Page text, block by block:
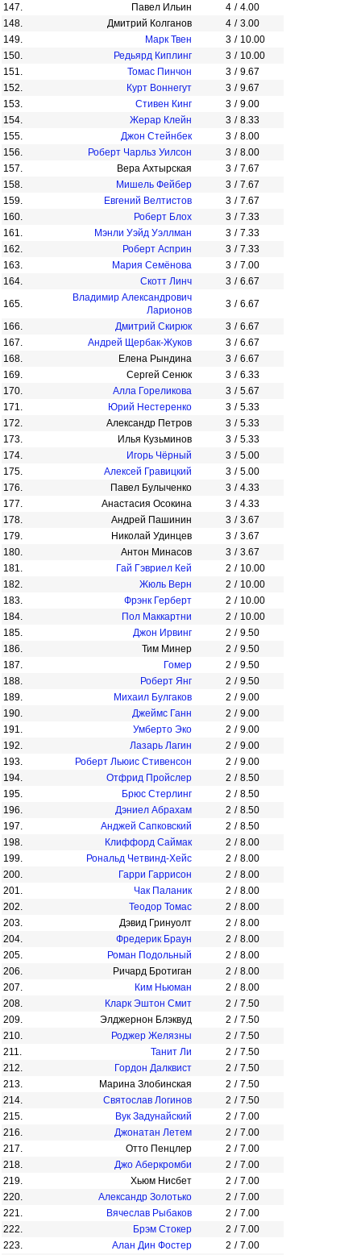
147. Павел Ильин 4 / 4.00
148.
Дмитрий Колганов 4 / 3.00
149.
Марк Твен 3 / 10.00
150.
Редьярд Киплинг 3 / 10.00
151.
Томас Пинчон 3 / 9.67
152.
Курт Воннегут 3 / 9.67
153.
Стивен Кинг 3 / 9.00
154.
Жерар Клейн 3 / 8.33
155.
Джон Стейнбек 3 / 8.00
156.
Роберт Чарльз Уилсон 3 / 8.00
157.
Вера Ахтырская 3 / 7.67
158.
Мишель Фейбер 3 / 7.67
159.
Евгений Велтистов 3 / 7.67
160.
Роберт Блох 3 / 7.33
161.
Мэнли Уэйд Уэллман 3 / 7.33
162.
Роберт Асприн 3 / 7.33
163.
Мария Семёнова 3 / 7.00
164.
Скотт Линч 3 / 6.67
165.
Владимир Александрович
Ларионов
3 / 6.67
166.
Дмитрий Скирюк 3 / 6.67
167.
Андрей Щербак-Жуков 3 / 6.67
168.
Елена Рындина 3 / 6.67
169.
Сергей Сенюк 3 / 6.33
170.
Алла Гореликова 3 / 5.67
171.
Юрий Нестеренко 3 / 5.33
172.
Александр Петров 3 / 5.33
173.
Илья Кузьминов 3 / 5.33
174.
Игорь Чёрный 3 / 5.00
175.
Алексей Гравицкий 3 / 5.00
176.
Павел Булыченко 3 / 4.33
177.
Анастасия Осокина 3 / 4.33
178.
Андрей Пашинин 3 / 3.67
179.
Николай Удинцев 3 / 3.67
180.
Антон Минасов 3 / 3.67
181.
Гай Гэвриел Кей 2 / 10.00
182.
Жюль Верн 2 / 10.00
183.
Фрэнк Герберт 2 / 10.00
184.
Пол Маккартни 2 / 10.00
185.
Джон Ирвинг 2 / 9.50
186.
Тим Минер 2 / 9.50
187.
Гомер 2 / 9.50
188.
Роберт Янг 2 / 9.50
189.
Михаил Булгаков 2 / 9.00
190.
Джеймс Ганн 2 / 9.00
191.
Умберто Эко 2 / 9.00
192.
Лазарь Лагин 2 / 9.00
193.
Роберт Льюис Стивенсон 2 / 9.00
194.
Отфрид Пройслер 2 / 8.50
195.
Брюс Стерлинг 2 / 8.50
196.
Дэниел Абрахам 2 / 8.50
197.
Анджей Сапковский 2 / 8.50
198.
Клиффорд Саймак 2 / 8.00
199.
Рональд Четвинд-Хейс 2 / 8.00
200.
Гарри Гаррисон 2 / 8.00
201.
Чак Паланик 2 / 8.00
202.
Теодор Томас 2 / 8.00
203.
Дэвид Гринуолт 2 / 8.00
204.
Фредерик Браун 2 / 8.00
205.
Роман Подольный 2 / 8.00
206.
Ричард Бротиган 2 / 8.00
207.
Ким Ньюман 2 / 8.00
208.
Кларк Эштон Смит 2 / 7.50
209.
Элджернон Блэквуд 2 / 7.50
210.
Роджер Желязны 2 / 7.50
211.
Танит Ли 2 / 7.50
212.
Гордон Далквист 2 / 7.50
213.
Марина Злобинская 2 / 7.50
214.
Святослав Логинов 2 / 7.50
215.
Вук Задунайский 2 / 7.00
216.
Джонатан Летем 2 / 7.00
217.
Отто Пенцлер 2 / 7.00
218.
Джо Аберкромби 2 / 7.00
219.
Хьюм Нисбет 2 / 7.00
220.
Александр Золотько 2 / 7.00
221.
Вячеслав Рыбаков 2 / 7.00
222.
Брэм Стокер 2 / 7.00
223.
Алан Дин Фостер 2 / 7.00